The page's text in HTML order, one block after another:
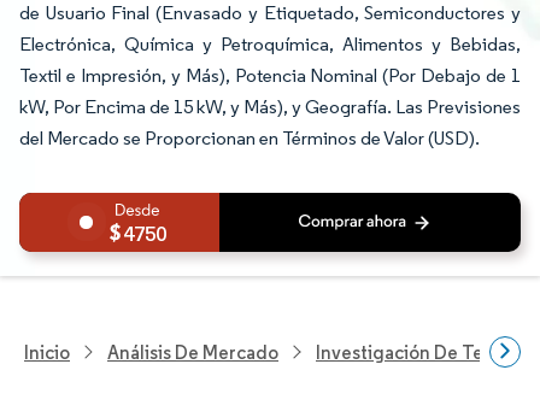
de Usuario Final (Envasado y Etiquetado, Semiconductores y
Electrónica, Química y Petroquímica, Alimentos y Bebidas,
Textil e Impresión, y Más), Potencia Nominal (Por Debajo de 1
kW, Por Encima de 15 kW, y Más), y Geografía. Las Previsiones
del Mercado se Proporcionan en Términos de Valor (USD).
4750
Inicio Análisis De Mercado Investigación De